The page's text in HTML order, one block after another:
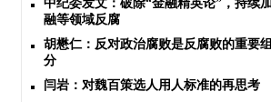
中纪委发文：破除“金融精英论”，持续
融等领域反腐
胡懋仁：反对政治腐败是反腐败的重要
分
闫岩：对魏百策选人用人标准的再思考